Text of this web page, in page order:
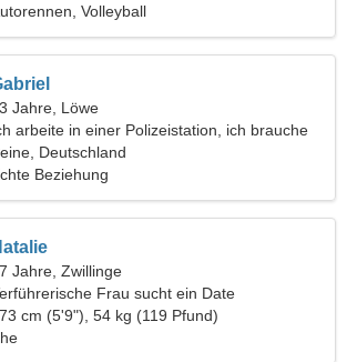
Volleyball
Jahre, Löwe
arbeite in einer Polizeistation, ich brauche
schöne Frau
Deutschland
Beziehung
Jahre, Zwillinge
Frau sucht ein Date
cm (5'9"), 54 kg (119 Pfund)